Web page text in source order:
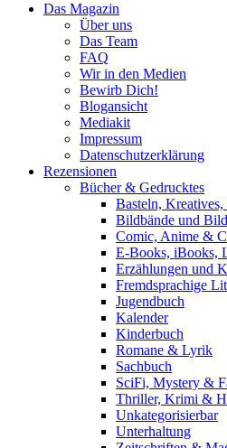
Das Magazin
Über uns
Das Team
FAQ
Wir in den Medien
Bewirb Dich!
Blogansicht
Mediakit
Impressum
Datenschutzerklärung
Rezensionen
Bücher & Gedrucktes
Basteln,
Bildbände und
Comic, Anime &
E-Books, iBooks,
Erzählungen und
Fremdsprachige
Jugendbuch
Kalender
Kinderbuch
Romane & Lyrik
Sachbuch
SciFi, Mystery &
Thriller, Krimi &
Unkategorisierbar
Unterhaltung